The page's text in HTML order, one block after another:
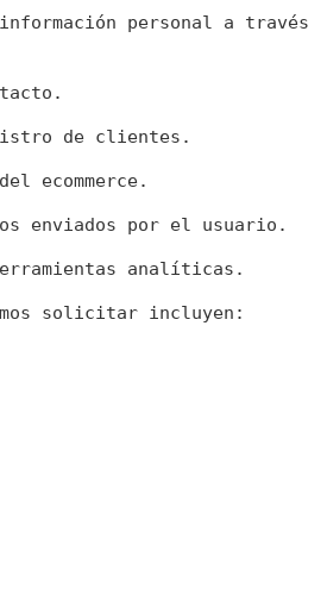
personal a través
de clientes.
ecommerce.
enviados por el usuario.
analíticas.
solicitar incluyen: